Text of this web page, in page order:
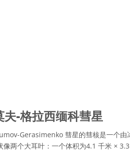
-格拉西缅科彗星
Gerasimenko 彗星的彗核是一个由
像两个大耳叶：一个体积为4.1 千米 ×